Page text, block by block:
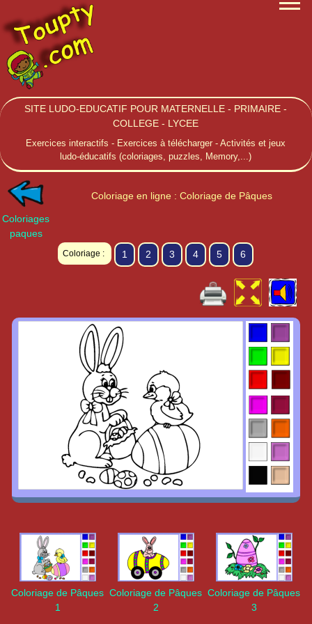
SITE LUDO-EDUCATIF POUR MATERNELLE - PRIMAIRE -
COLLEGE - LYCEE
Exercices interactifs - Exercices à télécharger - Activités et jeux
ludo-éducatifs (coloriages, puzzles, Memory,...)
Coloriages
paques
Coloriage en ligne : Coloriage de Pâques
6
5
4
3
2
1
Coloriage :
Coloriage de Pâques
1
Coloriage de Pâques
2
Coloriage de Pâques
3